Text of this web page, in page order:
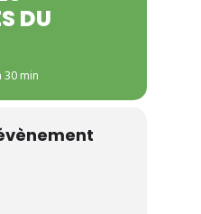
DU
30 min